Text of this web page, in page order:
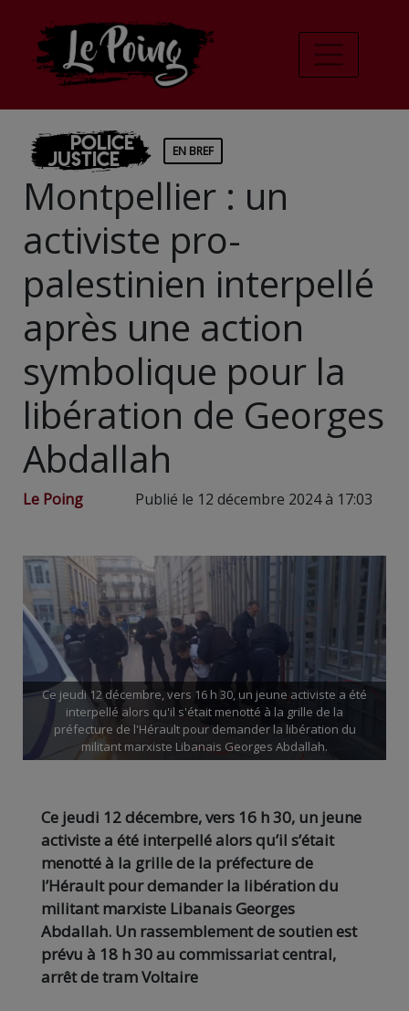
Police
Justice EN BREF
Montpellier : un
activiste pro-
palestinien interpellé
après une action
symbolique pour la
libération de Georges
Abdallah
Le Poing Publié le 12 décembre 2024 à 17:03
Ce jeudi 12 décembre, vers 16 h 30, un jeune activiste a été
interpellé alors qu'il s'était menotté à la grille de la
préfecture de l'Hérault pour demander la libération du
militant marxiste Libanais Georges Abdallah.
Ce jeudi 12 décembre, vers 16 h 30, un jeune
activiste a été interpellé alors qu’il s’était
menotté à la grille de la préfecture de
l’Hérault pour demander la libération du
militant marxiste Libanais Georges
Abdallah. Un rassemblement de soutien est
prévu à 18 h 30 au commissariat central,
arrêt de tram Voltaire